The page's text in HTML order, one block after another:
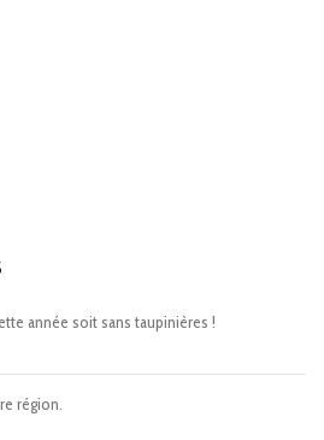
année soit sans taupinières !
région.